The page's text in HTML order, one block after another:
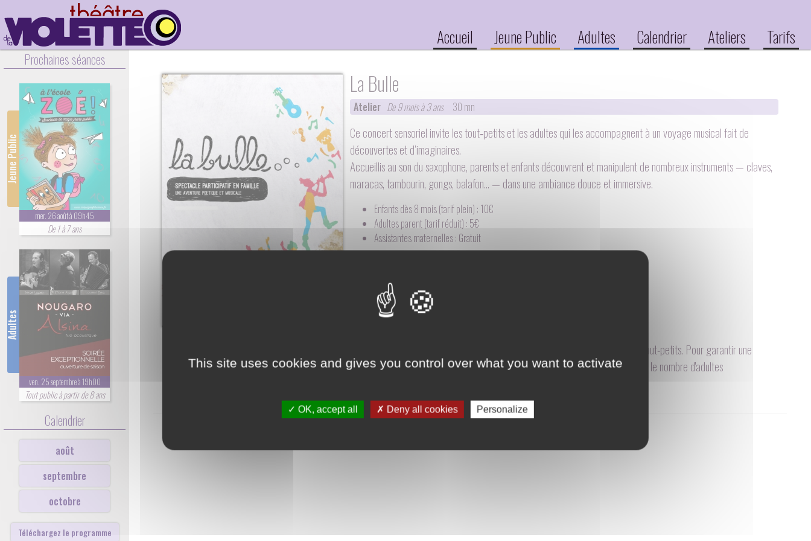
Accueil Jeune Public Adultes Calendrier Ateliers Tarifs
Prochaines séances
Jeune Public
mer. 26 août à 09h45
De 1 à 7 ans
Adultes
ven. 25 septembre à 19h00
Tout public à partir de 8 ans
Calendrier
août
septembre
octobre
Téléchargez le programme
La Bulle
Atelier De 9 mois à 3 ans 30 mn
Ce concert sensoriel invite les tout‑petits et les adultes qui les accompagnent à un voyage musical fait de
découvertes et d’imaginaires.
Accueillis au son du saxophone, parents et enfants découvrent et manipulent de nombreux instruments — claves,
maracas, tambourin, gongs, balafon… — dans une ambiance douce et immersive.
Enfants dès 8 mois (tarif plein) : 10€
Adultes parent (tarif réduit) : 5€
Assistantes maternelles : Gratuit
Un spectacle écrit, mis en scène et interprété par :
Frédéric Dufée
Nous accueillons des groupes réduits pour ce concert participatif dédié aux tout-petits. Pour garantir une
expérience optimale, merci de privilégier la présence des enfants et de limiter le nombre d'adultes
This site uses cookies and gives you control over what you want to activate
OK, accept all Deny all cookies Personalize